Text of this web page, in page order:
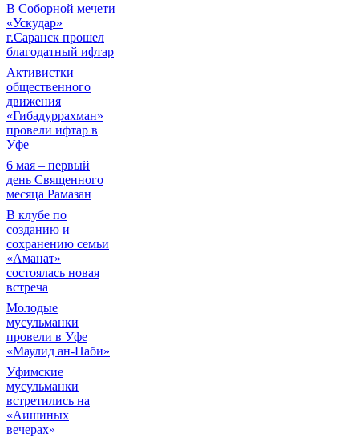
В Соборной мечети
«Ускудар»
г.Саранск прошел
благодатный ифтар
Активистки
общественного
движения
«Гибадуррахман»
провели ифтар в
Уфе
6 мая – первый
день Священного
месяца Рамазан
В клубе по
созданию и
сохранению семьи
«Аманат»
состоялась новая
встреча
Молодые
мусульманки
провели в Уфе
«Маулид ан-Наби»
Уфимские
мусульманки
встретились на
«Аишиных
вечерах»